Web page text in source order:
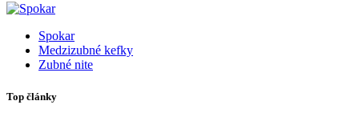
Spokar
Medzizubné kefky
Zubné nite
Top články